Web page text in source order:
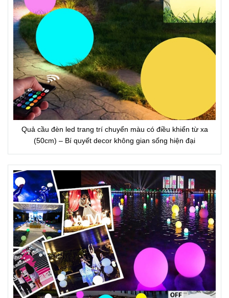
Quả cầu đèn led trang trí chuyển màu có điều khiển từ xa
(50cm) – Bí quyết decor không gian sống hiện đại